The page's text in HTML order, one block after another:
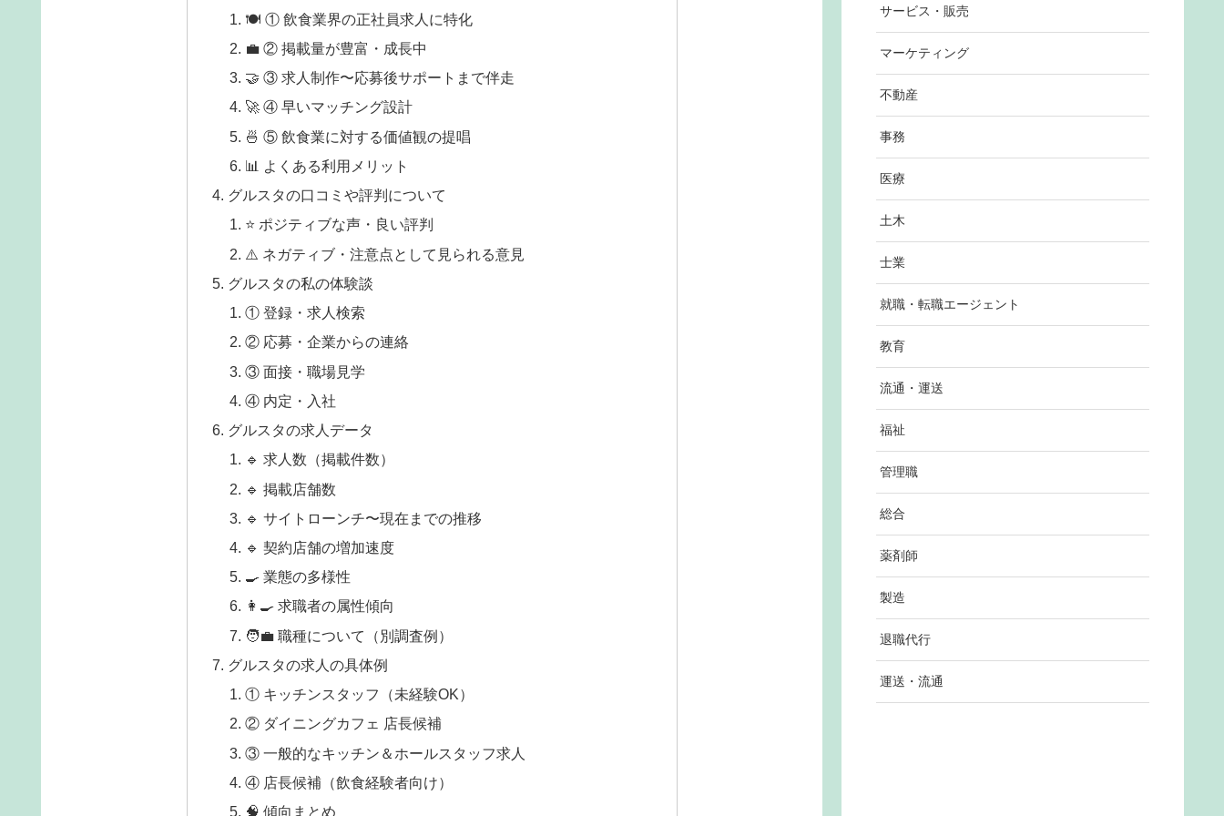
🍽️ ① 飲食業界の正社員求人に特化
💼 ② 掲載量が豊富・成長中
🤝 ③ 求人制作〜応募後サポートまで伴走
🚀 ④ 早いマッチング設計
🍜 ⑤ 飲食業に対する価値観の提唱
📊 よくある利用メリット
グルスタの口コミや評判について
⭐️ ポジティブな声・良い評判
⚠️ ネガティブ・注意点として見られる意見
グルスタの私の体験談
① 登録・求人検索
② 応募・企業からの連絡
③ 面接・職場見学
④ 内定・入社
グルスタの求人データ
🔹 求人数（掲載件数）
🔹 掲載店舗数
🔹 サイトローンチ〜現在までの推移
🔹 契約店舗の増加速度
🍳 業態の多様性
👩‍🍳 求職者の属性傾向
🧑‍💼 職種について（別調査例）
グルスタの求人の具体例
① キッチンスタッフ（未経験OK）
② ダイニングカフェ 店長候補
③ 一般的なキッチン＆ホールスタッフ求人
④ 店長候補（飲食経験者向け）
🧠 傾向まとめ
サービス・販売
マーケティング
不動産
事務
医療
土木
士業
就職・転職エージェント
教育
流通・運送
福祉
管理職
総合
薬剤師
製造
退職代行
運送・流通